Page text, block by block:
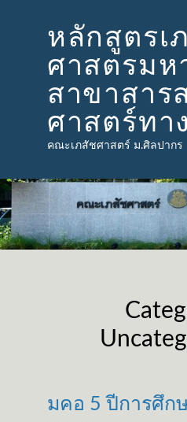
หลักสูตรเ
ศาสตรม
สาขาสาร
ศาสตร์ทา
คณะเภสัชศาสตร์ ม.ศิลปากร
มคอ 5 ปีการศึก